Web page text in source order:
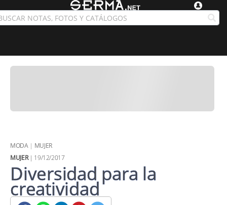
MODA| MUJER
MUJER| 19/12/2017
Diversidad para la
creatividad